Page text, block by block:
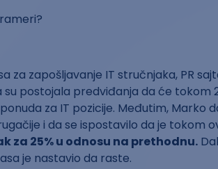
za zapošljavanje IT stručnjaka, PR
su postojala predviđanja da će tokom
za IT pozicije. Međutim, Marko
i da se ispostavilo da je tokom
za 25% u odnosu na prethodnu.
je nastavio da raste.